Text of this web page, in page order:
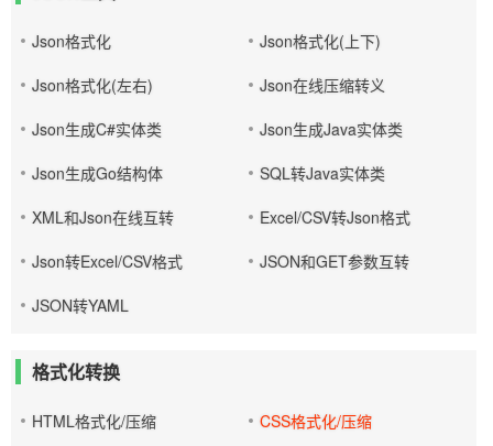
Json格式化
Json格式化(上下)
Json格式化(左右)
Json在线压缩转义
Json生成C#实体类
Json生成Java实体类
Json生成Go结构体
SQL转Java实体类
XML和Json在线互转
Excel/CSV转Json格式
Json转Excel/CSV格式
JSON和GET参数互转
JSON转YAML
格式化转换
HTML格式化/压缩
CSS格式化/压缩